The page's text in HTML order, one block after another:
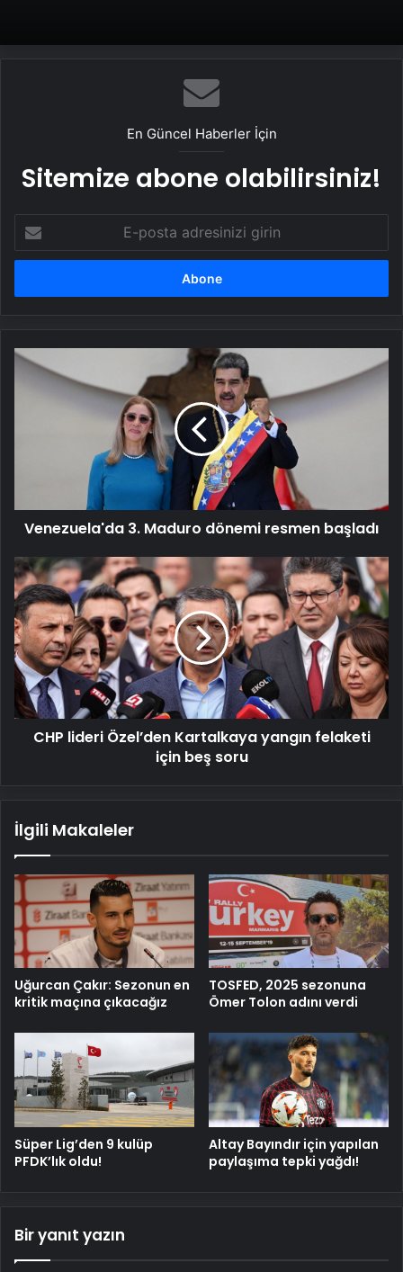
En Güncel Haberler İçin
Sitemize abone olabilirsiniz!
posta
adresinizi
Venezuela'da
Venezuela'da 3. Maduro dönemi resmen başladı
CHP
lideri
Özel’den
Kartalkaya
yangın
felaketi
için
beş
soru
CHP lideri Özel’den Kartalkaya yangın felaketi
için beş soru
İlgili Makaleler
Uğurcan Çakır: Sezonun en
kritik maçına çıkacağız
TOSFED, 2025 sezonuna
Ömer Tolon adını verdi
Süper Lig’den 9 kulüp
PFDK’lık oldu!
Altay Bayındır için yapılan
paylaşıma tepki yağdı!
Bir yanıt yazın